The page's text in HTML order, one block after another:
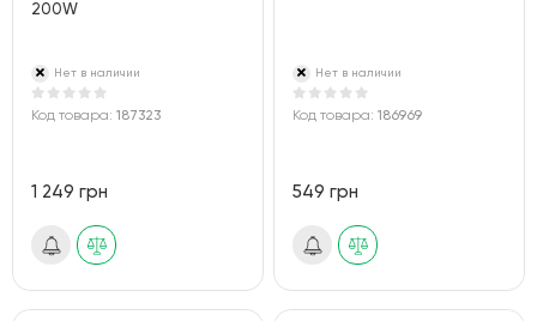
200W
Нет в наличии
Код товара: 187323
1 249 грн
Нет в наличии
Код товара:186969
549 грн